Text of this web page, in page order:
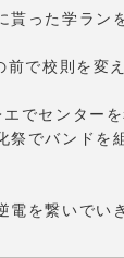
貰った学ラン
で校則を変
でセンター
祭でバンドを
電を繋いでい